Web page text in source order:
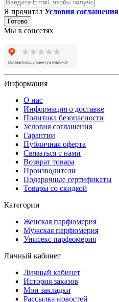
Я прочитал Условия соглашения
Готово
Мы в соцсетях
Информация
О нас
Информация о доставке
Политика безопасности
Условия соглашения
Гарантии
Публичная оферта
Связаться с нами
Возврат товара
Производители
Подарочные сертификаты
Товары со скидкой
Категории
Женская парфюмерия
Мужская парфюмерия
Унисекс парфюмерия
Личный кабинет
Личный кабинет
История заказов
Мои закладки
Рассылка новостей